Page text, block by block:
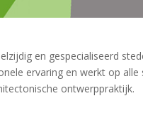
en gespecialiseerd
ervaring en werkt op
ontwerppraktijk.